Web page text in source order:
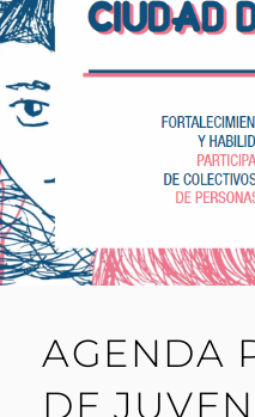
AGENDA
DE